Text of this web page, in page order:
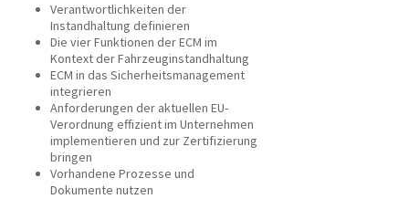
Verantwortlichkeiten der
Instandhaltung definieren
Die vier Funktionen der ECM im
Kontext der Fahrzeuginstandhaltung
ECM in das Sicherheitsmanagement
integrieren
Anforderungen der aktuellen EU-
Verordnung effizient im Unternehmen
implementieren und zur Zertifizierung
bringen
Vorhandene Prozesse und
Dokumente nutzen